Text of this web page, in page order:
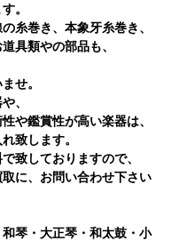
。
糸巻き、本象牙糸巻き、
具類やの部品も、
せ。
、
や鑑賞性が高い楽器は、
致します。
致しておりますので、
に、お問い合わせ下さい
琴・大正琴・和太鼓・小